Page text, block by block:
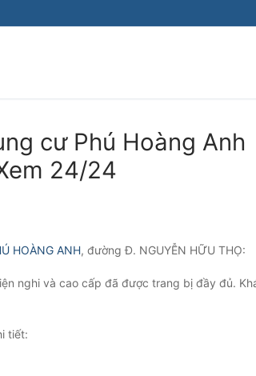
cư Phú Hoàng Anh
24/24
HOÀNG ANH, đường Đ. NGUYỄN HỮU THỌ:
nghi và cao cấp đã được trang bị đầy đủ.
tiết: